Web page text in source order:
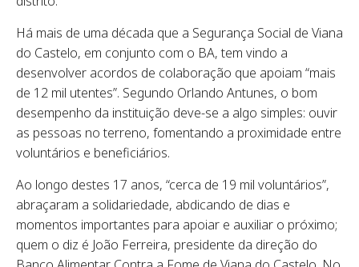
Há mais de uma década que a Segurança Social de Viana
do Castelo, em conjunto com o BA, tem vindo a
desenvolver acordos de colaboração que apoiam “mais
de 12 mil utentes”. Segundo Orlando Antunes, o bom
desempenho da instituição deve-se a algo simples: ouvir
as pessoas no terreno, fomentando a proximidade entre
voluntários e beneficiários.
Ao longo destes 17 anos, “cerca de 19 mil voluntários”,
abraçaram a solidariedade, abdicando de dias e
momentos importantes para apoiar e auxiliar o próximo;
quem o diz é João Ferreira, presidente da direção do